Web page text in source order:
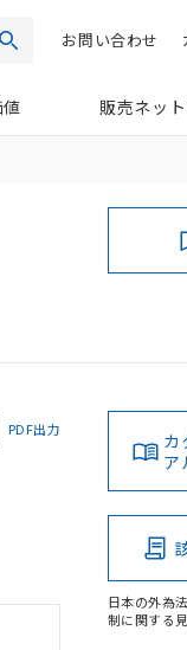
検索お問い合わせ
販売ネッ
PDF出力
カ
ア
日本の外為
制に関する